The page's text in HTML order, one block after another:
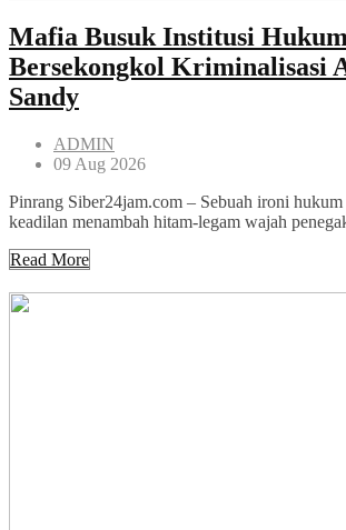
Mafia Busuk Institusi
Bersekongkol Kriminalisasi
Sandy
ADMIN
09 Aug 2026
Pinrang Siber24jam.com – Sebuah ironi hukum
keadilan menambah hitam-legam wajah
Read More